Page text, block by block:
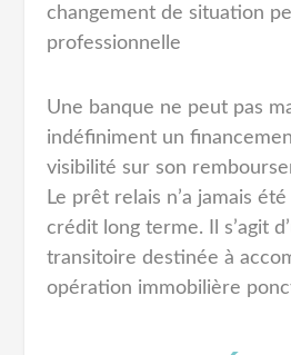
changement de situation
professionnelle
Une banque ne peut pas
indéfiniment un
visibilité sur son
Le prêt relais n’a jamais
crédit long terme. Il s’agit
transitoire destinée à
opération immobilière